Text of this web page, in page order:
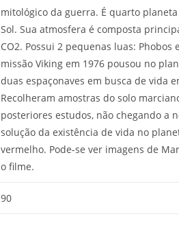
mitológico da guerra. É quarto
Sol. Sua atmosfera é composta
CO2. Possui 2 pequenas luas: Phobos
missão Viking em 1976 pousou no
duas espaçonaves em busca de vida
Recolheram amostras do solo
posteriores estudos, não chegando a
solução da existência de vida no
vermelho. Pode-se ver imagens de
o filme.
90